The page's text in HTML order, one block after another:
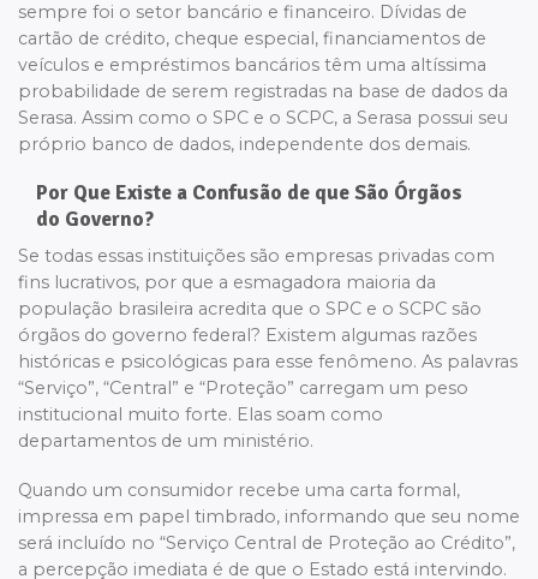
sempre foi o setor bancário e financeiro. Dívidas de
cartão de crédito, cheque especial, financiamentos de
veículos e empréstimos bancários têm uma altíssima
probabilidade de serem registradas na base de dados da
Serasa. Assim como o SPC e o SCPC, a Serasa possui seu
próprio banco de dados, independente dos demais.
Por Que Existe a Confusão de que São Órgãos
do Governo?
Se todas essas instituições são empresas privadas com
fins lucrativos, por que a esmagadora maioria da
população brasileira acredita que o SPC e o SCPC são
órgãos do governo federal? Existem algumas razões
históricas e psicológicas para esse fenômeno. As palavras
“Serviço”, “Central” e “Proteção” carregam um peso
institucional muito forte. Elas soam como
departamentos de um ministério.
Quando um consumidor recebe uma carta formal,
impressa em papel timbrado, informando que seu nome
será incluído no “Serviço Central de Proteção ao Crédito”,
a percepção imediata é de que o Estado está intervindo.